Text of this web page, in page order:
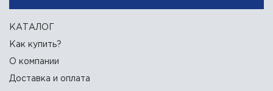
КАТАЛОГ
Как купить?
О компании
Доставка и оплата